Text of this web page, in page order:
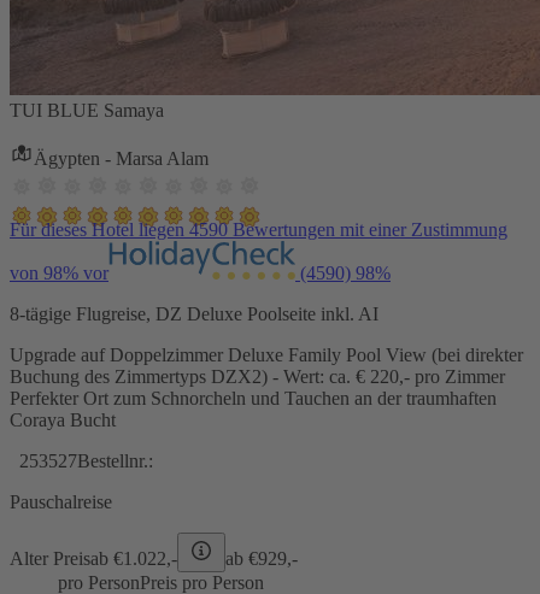
TUI BLUE Samaya
Ägypten - Marsa Alam
Für dieses Hotel liegen 4590 Bewertungen mit einer Zustimmung
von 98% vor (4590) 98%
8-tägige Flugreise, DZ Deluxe Poolseite inkl. AI
Upgrade auf Doppelzimmer Deluxe Family Pool View (bei direkter
Buchung des Zimmertyps DZX2) - Wert: ca. € 220,- pro Zimmer
Perfekter Ort zum Schnorcheln und Tauchen an der traumhaften
Coraya Bucht
253527Bestellnr.:
Pauschalreise
Alter Preisab €1.022,- ab €929,-
pro PersonPreis pro Person